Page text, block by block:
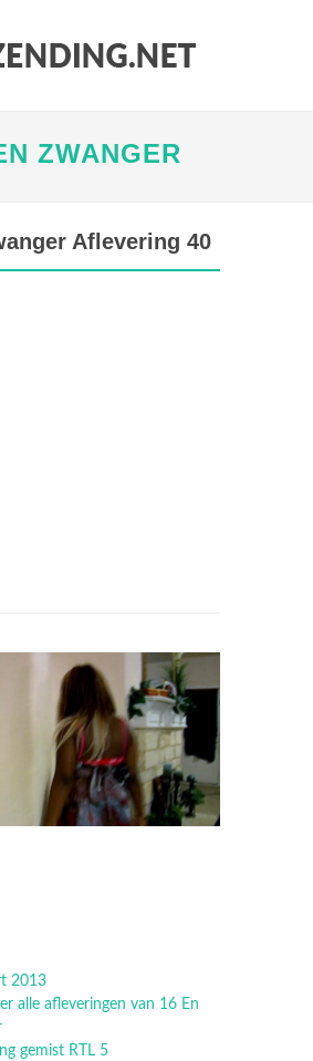
ZWANGER
Aflevering 40
2013
alle afleveringen van 16 En
gemist RTL 5